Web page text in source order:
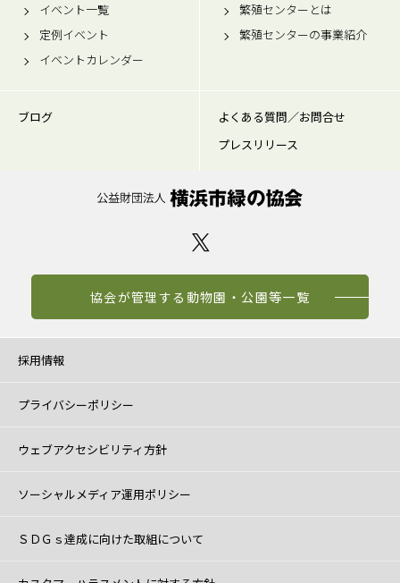
イベント一覧
定例イベント
イベントカレンダー
繁殖センターとは
繁殖センターの事業紹介
ブログ
よくある質問／お問合せ
プレスリリース
協会が管理する動物園・公園等一覧
採用情報
プライバシーポリシー
ウェブアクセシビリティ方針
ソーシャルメディア運用ポリシー
ＳＤＧｓ達成に向けた取組について